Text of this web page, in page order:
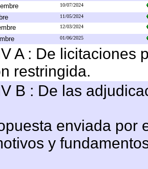
10/07/2024
11/05/2024
12/03/2024
01/06/2025
A : De licitaciones
restringida.
B : De las
enviada por
y